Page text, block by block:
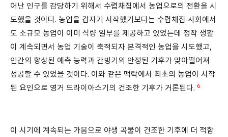
어난 인구를 감당하기 위해서 수렵채집에서 농업으로의 전환을 시
도했을 것이다. 농업을 갑자기 시작했기보다는 수렵채집 사회에서
도 소규모 농업이 이미 식량 일부를 제공하고 있었는데 정착 생활
이 계속되면서 농업 기술이 축적되자 본격적인 농업을 시도했고,
인간의 향상된 예측 능력과 간빙기의 안정된 기후가 맞아떨어져
성공할 수 있었을 것이다. 이와 같은 맥락에서 최초의 농업이 시작
된 요인으로 영거 드라이아스기의 건조한 기후가 거론된다. 6
이 시기에 계속되는 가뭄으로 야생 곡물이 건조한 기후에 더 적합